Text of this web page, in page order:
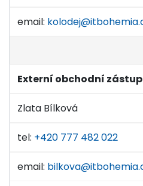
email:
Externí obchodní
Zlata Bílková
tel: +420 777 482 022
email: